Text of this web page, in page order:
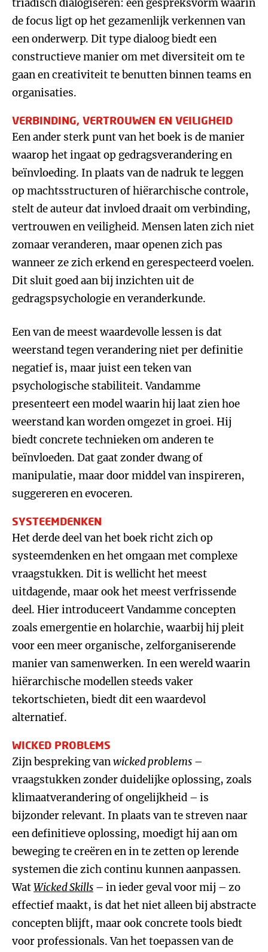
triadisch dialogiseren: een gespreksvorm waarin
de focus ligt op het gezamenlijk verkennen van
een onderwerp. Dit type dialoog biedt een
constructieve manier om met diversiteit om te
gaan en creativiteit te benutten binnen teams en
organisaties.
VERBINDING, VERTROUWEN EN VEILIGHEID
Een ander sterk punt van het boek is de manier
waarop het ingaat op gedragsverandering en
beïnvloeding. In plaats van de nadruk te leggen
op machtsstructuren of hiërarchische controle,
stelt de auteur dat invloed draait om verbinding,
vertrouwen en veiligheid. Mensen laten zich niet
zomaar veranderen, maar openen zich pas
wanneer ze zich erkend en gerespecteerd voelen.
Dit sluit goed aan bij inzichten uit de
gedragspsychologie en veranderkunde.
Een van de meest waardevolle lessen is dat
weerstand tegen verandering niet per definitie
negatief is, maar juist een teken van
psychologische stabiliteit. Vandamme
presenteert een model waarin hij laat zien hoe
weerstand kan worden omgezet in groei. Hij
biedt concrete technieken om anderen te
beïnvloeden. Dat gaat zonder dwang of
manipulatie, maar door middel van inspireren,
suggereren en evoceren.
SYSTEEMDENKEN
Het derde deel van het boek richt zich op
systeemdenken en het omgaan met complexe
vraagstukken. Dit is wellicht het meest
uitdagende, maar ook het meest verfrissende
deel. Hier introduceert Vandamme concepten
zoals emergentie en holarchie, waarbij hij pleit
voor een meer organische, zelforganiserende
manier van samenwerken. In een wereld waarin
hiërarchische modellen steeds vaker
tekortschieten, biedt dit een waardevol
alternatief.
WICKED PROBLEMS
Zijn bespreking vanwicked problems –
vraagstukken zonder duidelijke oplossing, zoals
klimaatverandering of ongelijkheid – is
bijzonder relevant. In plaats van te streven naar
een definitieve oplossing, moedigt hij aan om
beweging te creëren en in te zetten op lerende
systemen die zich continu kunnen aanpassen.
WatWicked Skills – in ieder geval voor mij – zo
effectief maakt, is dat het niet alleen bij abstracte
concepten blijft, maar ook concrete tools biedt
voor professionals. Van het toepassen van de